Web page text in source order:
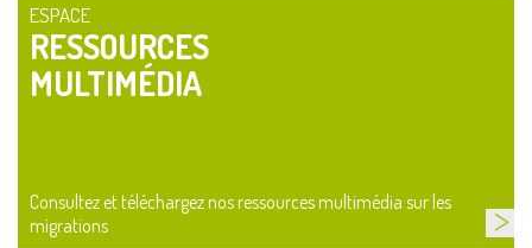
ESPACE
RESSOURCES
MULTIMÉDIA
Consultez et téléchargez nos ressources multimédia sur les
migrations